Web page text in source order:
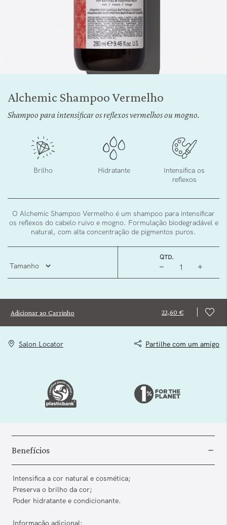
início
Alchemic Shampoo Vermelho
Shampoo para intensificar os reflexos vermelhos ou mogno.
Brilho Hidratante
Intensifica os
reflexos
O Alchemic Shampoo Vermelho é um shampoo para intensificar
os reflexos do cabelo ruivo e mogno. Formulação biodegradável e
natural, com alta concentração de pigmentos puros.
QTD.
Adicionar ao Carrinho 22,60 €
Salon Locator Partilhe com um amigo
Benefícios
Intensifica a cor natural e cosmética;
Preserva o brilho da cor;
Poder hidratante e condicionante.
Informação adicional: